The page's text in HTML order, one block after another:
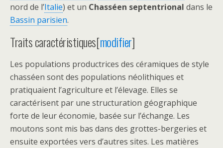
nord de l’Italie) et un Chasséen septentrional dans le
Bassin parisien.
Traits caractéristiques[modifier]
Les populations productrices des céramiques de style
chasséen sont des populations néolithiques et
pratiquaient l’agriculture et l’élevage. Elles se
caractérisent par une structuration géographique
forte de leur économie, basée sur l’échange. Les
moutons sont mis bas dans des grottes-bergeries et
ensuite exportées vers d’autres sites. Les matières